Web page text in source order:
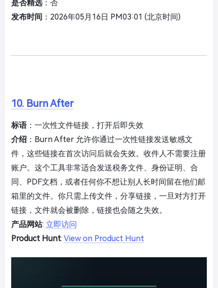
是否精选：否
发布时间 ：2026年05月16日 PM03:01 (北京时间)
10. Burn After
标语：一次性文件链接，打开后即失效
介绍 ：Burn After 允许你通过一次性链接发送敏感文
件，这些链接在首次访问后就会失效。收件人不需要注册
账户。这个工具非常适合发送税务文件、身份证明、合
同、PDF文档，或者任何你不想让别人长时间留在他们邮
箱里的文件。你只需上传文件，分享链接，一旦对方打开
链接，文件就会被删除，链接也会随之失效。
产品网站: 立即访问
Product Hunt: View on Product Hunt